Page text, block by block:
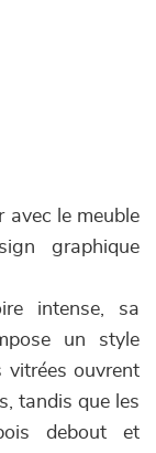
avec le meuble
graphique
intense, sa
un style
vitrées ouvrent
tandis que les
debout et